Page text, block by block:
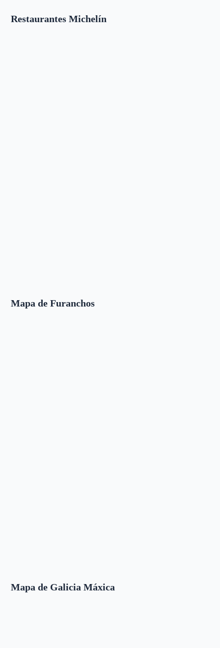
Restaurantes Michelín
Mapa de Furanchos
Mapa de Galicia Máxica